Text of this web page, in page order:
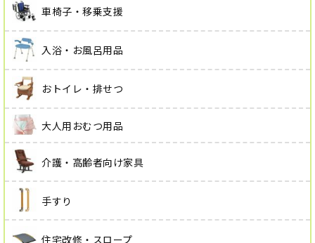
車椅子・移乗支援
入浴・お風呂用品
おトイレ・排せつ
大人用おむつ用品
介護・高齢者向け家具
手すり
住宅改修・スロープ